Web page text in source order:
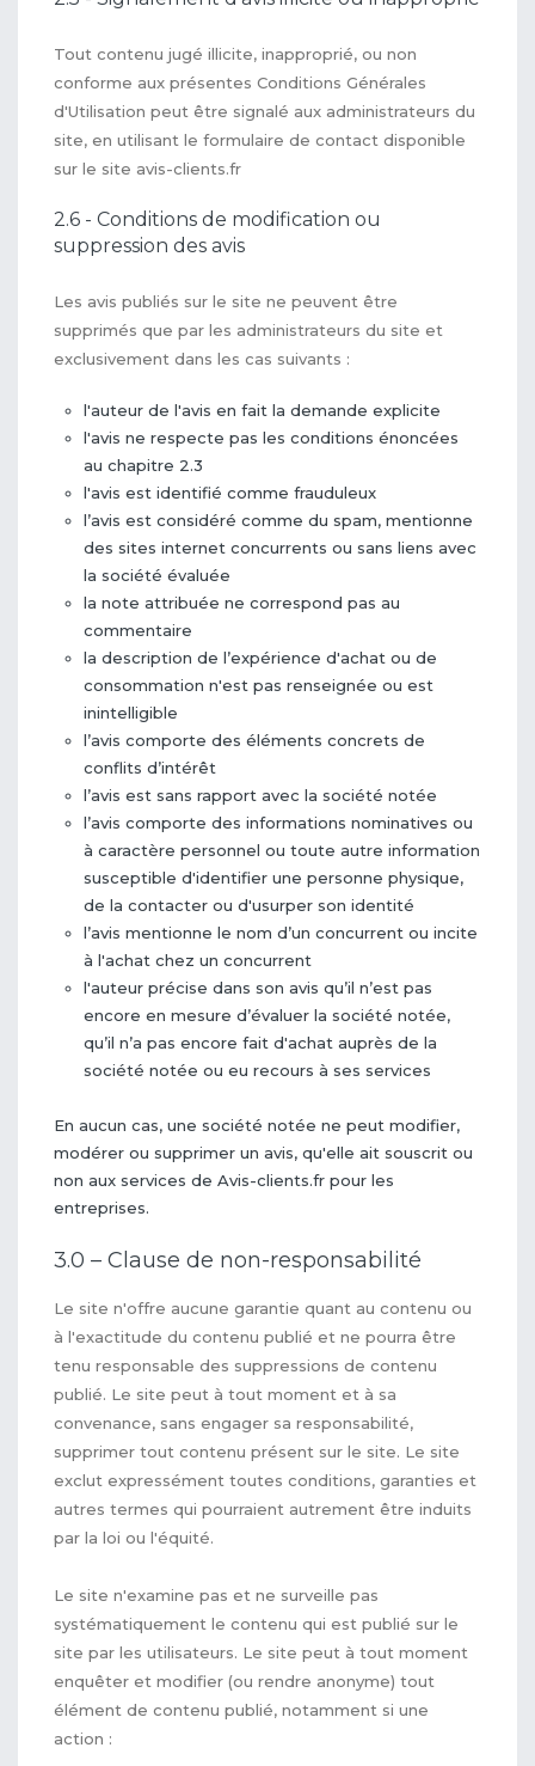
Tout contenu jugé illicite, inapproprié, ou non
conforme aux présentes Conditions Générales
d'Utilisation peut être signalé aux administrateurs du
site, en utilisant le formulaire de contact disponible
sur le site avis-clients.fr
2.6 - Conditions de modification ou
suppression des avis
Les avis publiés sur le site ne peuvent être
supprimés que par les administrateurs du site et
exclusivement dans les cas suivants :
l'auteur de l'avis en fait la demande explicite
l'avis ne respecte pas les conditions énoncées
au chapitre 2.3
l'avis est identifié comme frauduleux
l’avis est considéré comme du spam, mentionne
des sites internet concurrents ou sans liens avec
la société évaluée
la note attribuée ne correspond pas au
commentaire
la description de l’expérience d'achat ou de
consommation n'est pas renseignée ou est
inintelligible
l’avis comporte des éléments concrets de
conflits d’intérêt
l’avis est sans rapport avec la société notée
l’avis comporte des informations nominatives ou
à caractère personnel ou toute autre information
susceptible d'identifier une personne physique,
de la contacter ou d'usurper son identité
l’avis mentionne le nom d’un concurrent ou incite
à l'achat chez un concurrent
l'auteur précise dans son avis qu’il n’est pas
encore en mesure d’évaluer la société notée,
qu’il n’a pas encore fait d'achat auprès de la
société notée ou eu recours à ses services
En aucun cas, une société notée ne peut modifier,
modérer ou supprimer un avis, qu'elle ait souscrit ou
non aux services de Avis-clients.fr pour les
entreprises.
3.0 – Clause de non-responsabilité
Le site n'offre aucune garantie quant au contenu ou
à l'exactitude du contenu publié et ne pourra être
tenu responsable des suppressions de contenu
publié. Le site peut à tout moment et à sa
convenance, sans engager sa responsabilité,
supprimer tout contenu présent sur le site. Le site
exclut expressément toutes conditions, garanties et
autres termes qui pourraient autrement être induits
par la loi ou l'équité.
Le site n'examine pas et ne surveille pas
systématiquement le contenu qui est publié sur le
site par les utilisateurs. Le site peut à tout moment
enquêter et modifier (ou rendre anonyme) tout
élément de contenu publié, notamment si une
action :